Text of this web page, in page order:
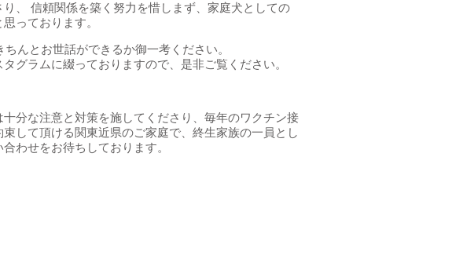
り、 信頼関係を築く努力を惜しまず、家庭犬としての
っております。
んとお世話ができるか御一考ください。
グラムに綴っておりますので、是非ご覧ください。
分な注意と対策を施してくださり、毎年のワクチン接
して頂ける関東近県のご家庭で、終生家族の一員とし
わせをお待ちしております。